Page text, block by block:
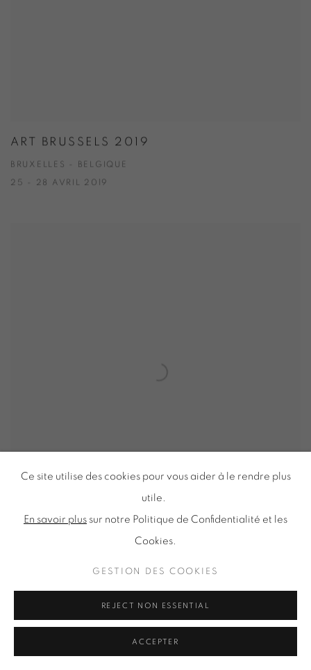
ART BRUSSELS 2019
BRUXELLES - BELGIQUE
25 - 28 AVRIL 2019
4 - 7 AVRIL 2019
Ce site utilise des cookies pour vous aider à le rendre plus
utile.
En savoir plus sur notre Politique de Confidentialité et les
Cookies.
GESTION DES COOKIES
REJECT NON ESSENTIAL
ACCEPTER